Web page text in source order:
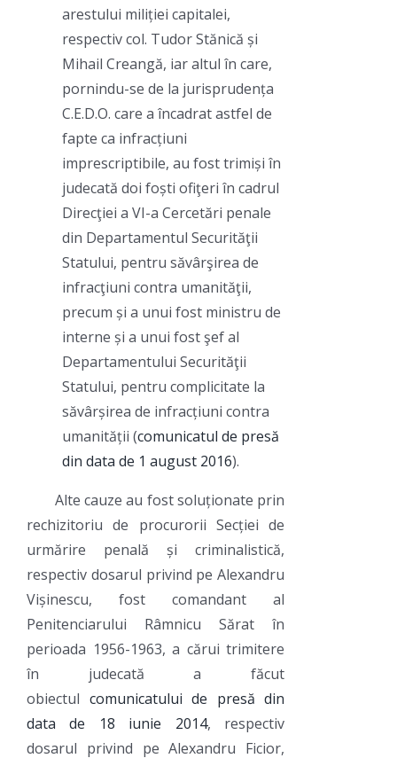
arestului miliției capitalei,
respectiv col. Tudor Stănică și
Mihail Creangă, iar altul în care,
pornindu-se de la jurisprudența
C.E.D.O. care a încadrat astfel de
fapte ca infracțiuni
imprescriptibile, au fost trimiși în
judecată doi foști ofiţeri în cadrul
Direcţiei a VI-a Cercetări penale
din Departamentul Securităţii
Statului, pentru săvârşirea de
infracţiuni contra umanităţii,
precum și a unui fost ministru de
interne și a unui fost şef al
Departamentului Securităţii
Statului, pentru complicitate la
săvârșirea de infracțiuni contra
umanității (comunicatul de presă
din data de 1 august 2016).
Alte cauze au fost soluționate prin
rechizitoriu de procurorii Secției de
urmărire penală și criminalistică,
respectiv dosarul privind pe Alexandru
Vișinescu, fost comandant al
Penitenciarului Râmnicu Sărat în
perioada 1956-1963, a cărui trimitere
în judecată a făcut
obiectul comunicatului de presă din
data de 18 iunie 2014, respectiv
dosarul privind pe Alexandru Ficior,